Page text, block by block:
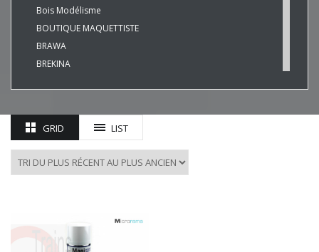
Bois Modélisme
BOUTIQUE MAQUETTISTE
BRAWA
BREKINA
CLEOPATRE
DECAPOD
DISQUE ROUGE
FLEISCHMANN
GRID LIST